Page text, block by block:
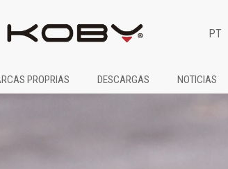
PT
PROPRIAS DESCARGAS NOTICIAS